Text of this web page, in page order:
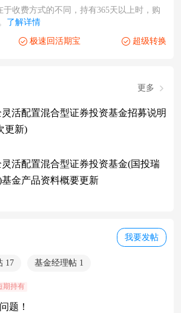
收费方式的不同，持有365天以上时，购
了解详情
极速回活期宝 超级转换
更多
活配置混合型证券投资基金招募说明
更新)
活配置混合型证券投资基金(国投瑞
金产品资料概要更新
我要发帖
17 基金经理帖 1
期持有
题！